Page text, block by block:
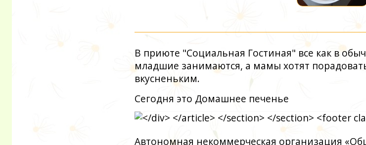
В приюте "Социальная Гостиная" все как в
младшие занимаются, а мамы хотят
вкусненьким.
Сегодня это Домашнее печенье
Автономная некоммерческая организация